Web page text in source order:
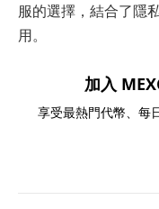
服的選擇，結合了隱
用。
加入
享受最熱門代幣、每